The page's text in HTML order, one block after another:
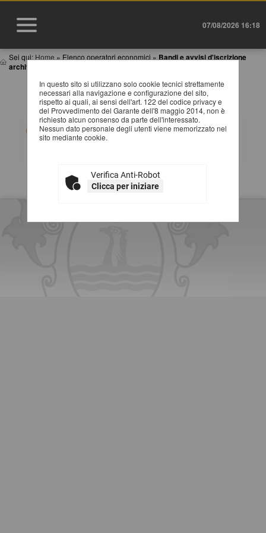
07/08/2026 16:18
Sei qui: Home » Elenco operatori economici » Bandi e avvisi d'iscrizione
archiviati
In questo sito si utilizzano solo cookie tecnici strettamente
necessari alla navigazione e configurazione del sito,
rispetto ai quali, ai sensi dell'art. 122 del codice privacy e
del Provvedimento del Garante dell'8 maggio 2014, non è
richiesto alcun consenso da parte dell'interessato.
Nessun dato personale degli utenti viene memorizzato nel
sito mediante cookie.
Verifica Anti-Robot
Clicca per iniziare
BANDI E AVVISI D'ISCRIZIONE ARCHIVIATI PER
ELENCHI OPERATORI ECONOMICI
Elenco dei bandi d'iscrizione archiviati per gli elenchi
operatori.
La ricerca ha restituito 0 risultati.